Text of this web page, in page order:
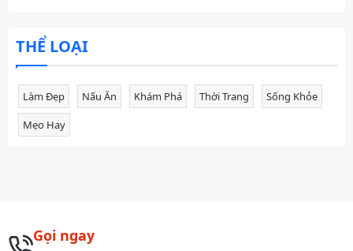
THỂ LOẠI
Làm Đẹp Nấu Ăn Khám Phá Thời Trang
Sống Khỏe
Mẹo Hay
Gọi ngay